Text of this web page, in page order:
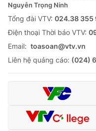
Nguyễn Trọng Ninh
Tổng đài VTV: 024.38 355
Ðiện thoại Thời báo VTV:
Email: toasoan@vtv.vn
Liên hệ quảng cáo: (024)